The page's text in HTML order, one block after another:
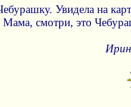
Увидела на
Мама, смотри, это